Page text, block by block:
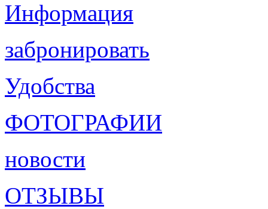
Информация
забронировать
Удобства
ФОТОГРАФИИ
новости
ОТЗЫВЫ